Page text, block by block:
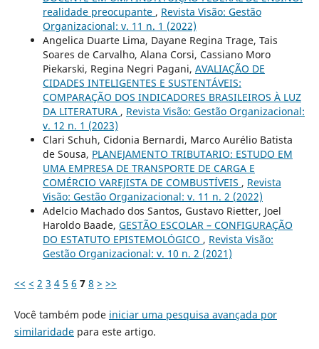
realidade preocupante , Revista Visão: Gestão
Organizacional: v. 11 n. 1 (2022)
Angelica Duarte Lima, Dayane Regina Trage, Tais
Soares de Carvalho, Alana Corsi, Cassiano Moro
Piekarski, Regina Negri Pagani, AVALIAÇÃO DE
CIDADES INTELIGENTES E SUSTENTÁVEIS:
COMPARAÇÃO DOS INDICADORES BRASILEIROS À LUZ
DA LITERATURA , Revista Visão: Gestão Organizacional:
v. 12 n. 1 (2023)
Clari Schuh, Cidonia Bernardi, Marco Aurélio Batista
de Sousa, PLANEJAMENTO TRIBUTARIO: ESTUDO EM
UMA EMPRESA DE TRANSPORTE DE CARGA E
COMÉRCIO VAREJISTA DE COMBUSTÍVEIS , Revista
Visão: Gestão Organizacional: v. 11 n. 2 (2022)
Adelcio Machado dos Santos, Gustavo Rietter, Joel
Haroldo Baade, GESTÃO ESCOLAR – CONFIGURAÇÃO
DO ESTATUTO EPISTEMOLÓGICO , Revista Visão:
Gestão Organizacional: v. 10 n. 2 (2021)
<< < 2 3 4 5 6 7 8 > >>
Você também pode iniciar uma pesquisa avançada por
similaridadepara este artigo.